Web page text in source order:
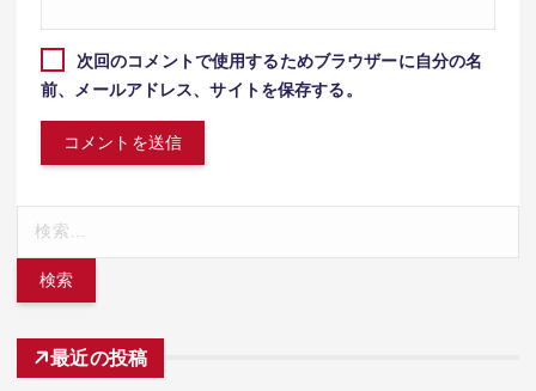
次回のコメントで使用するためブラウザーに自分の名
前、メールアドレス、サイトを保存する。
最近の投稿